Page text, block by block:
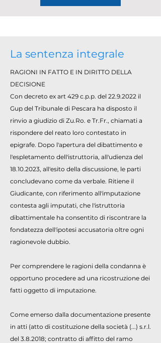
La sentenza integrale
RAGIONI IN FATTO E IN DIRITTO DELLA
DECISIONE
Con decreto ex art 429 c.p.p. del 22.9.2022 il
Gup del Tribunale di Pescara ha disposto il
rinvio a giudizio di Zu.Ro. e Tr.Fr., chiamati a
rispondere del reato loro contestato in
epigrafe. Dopo l'apertura del dibattimento e
l'espletamento dell'istruttoria, all'udienza del
18.10.2023, all'esito della discussione, le parti
concludevano come da verbale. Ritiene il
Giudicante, con riferimento all'imputazione
contesta agli imputati, che l'istruttoria
dibattimentale ha consentito di riscontrare la
fondatezza dell'ipotesi accusatoria oltre ogni
ragionevole dubbio.
Per comprendere le ragioni della condanna è
opportuno procedere ad una ricostruzione dei
fatti oggetto di imputazione.
Come emerso dalla documentazione presente
in atti (atto di costituzione della società (...) s.r.l.
del 3.8.2018; contratto di affitto del ramo